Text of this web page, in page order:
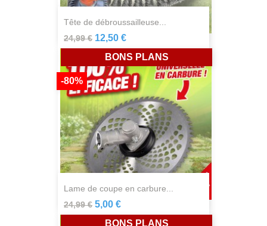
tête de débroussailleuse...
24,99 € 12,50 €
lame de coupe en carbure...
24,99 €
-80%
5,00 €
BONS PLANS
BONS PLANS